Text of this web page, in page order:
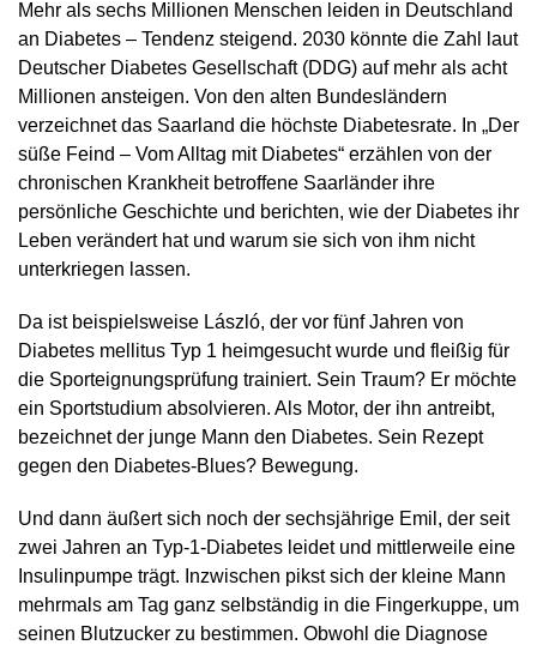
Mehr als sechs Millionen Menschen leiden in Deutschland
an Diabetes – Tendenz steigend. 2030 könnte die Zahl laut
Deutscher Diabetes Gesellschaft (DDG) auf mehr als acht
Millionen ansteigen. Von den alten Bundesländern
verzeichnet das Saarland die höchste Diabetesrate. In „Der
süße Feind – Vom Alltag mit Diabetes“ erzählen von der
chronischen Krankheit betroffene Saarländer ihre
persönliche Geschichte und berichten, wie der Diabetes ihr
Leben verändert hat und warum sie sich von ihm nicht
unterkriegen lassen.
Da ist beispielsweise László, der vor fünf Jahren von
Diabetes mellitus Typ 1 heimgesucht wurde und fleißig für
die Sporteignungsprüfung trainiert. Sein Traum? Er möchte
ein Sportstudium absolvieren. Als Motor, der ihn antreibt,
bezeichnet der junge Mann den Diabetes. Sein Rezept
gegen den Diabetes-Blues? Bewegung.
Und dann äußert sich noch der sechsjährige Emil, der seit
zwei Jahren an Typ-1-Diabetes leidet und mittlerweile eine
Insulinpumpe trägt. Inzwischen pikst sich der kleine Mann
mehrmals am Tag ganz selbständig in die Fingerkuppe, um
seinen Blutzucker zu bestimmen. Obwohl die Diagnose